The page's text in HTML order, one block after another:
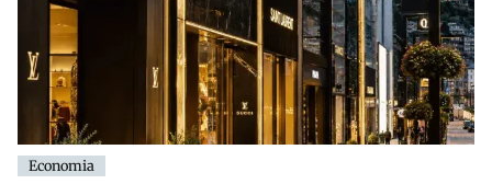
Economia